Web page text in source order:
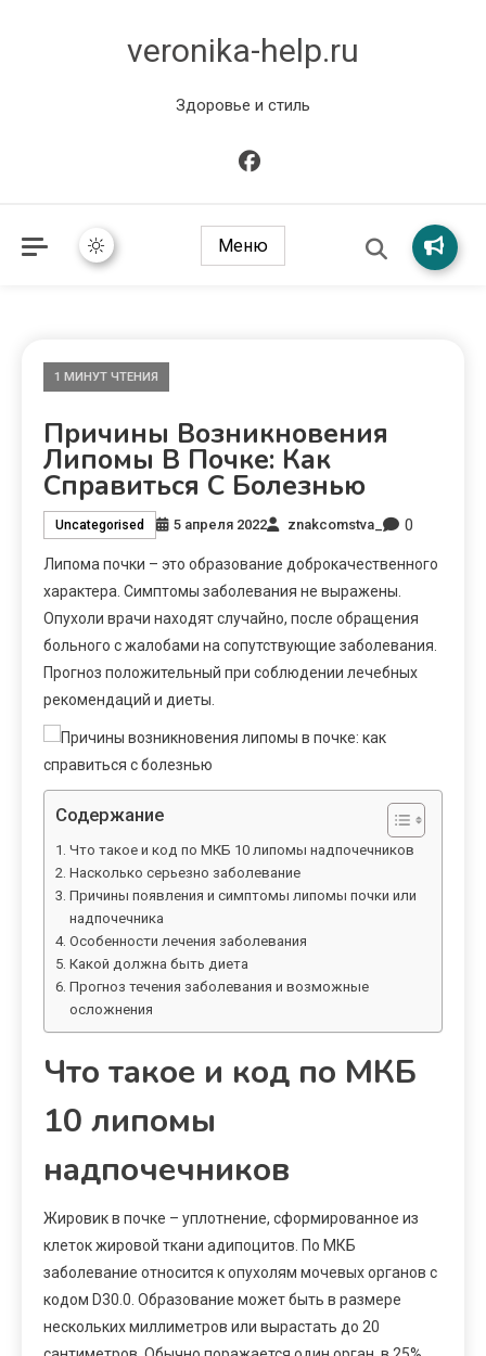
veronika-help.ru
Здоровье и стиль
Меню
1 МИНУТ ЧТЕНИЯ
Причины Возникновения
Липомы В Почке: Как
Справиться С Болезнью
Uncategorised 5 апреля 2022 znakcomstva_ 0
Липома почки – это образование доброкачественного
характера. Симптомы заболевания не выражены.
Опухоли врачи находят случайно, после обращения
больного с жалобами на сопутствующие заболевания.
Прогноз положительный при соблюдении лечебных
рекомендаций и диеты.
Содержание
Что такое и код по МКБ 10 липомы надпочечников
Насколько серьезно заболевание
Причины появления и симптомы липомы почки или
надпочечника
Особенности лечения заболевания
Какой должна быть диета
Прогноз течения заболевания и возможные
осложнения
Что такое и код по МКБ
10 липомы
надпочечников
Жировик в почке – уплотнение, сформированное из
клеток жировой ткани адипоцитов. По МКБ
заболевание относится к опухолям мочевых органов с
кодом D30.0. Образование может быть в размере
нескольких миллиметров или вырастать до 20